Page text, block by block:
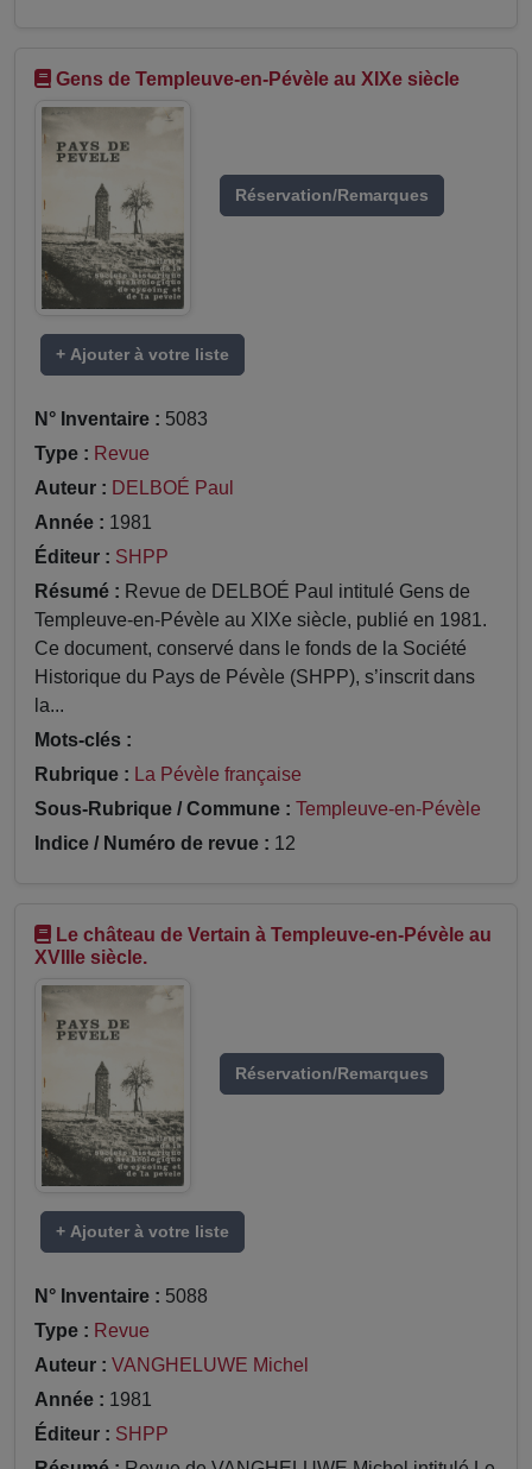
Gens de Templeuve-en-Pévèle au XIXe siècle
Réservation/Remarques
+ Ajouter à votre liste
N° Inventaire : 5083
Type : Revue
Auteur : DELBOÉ Paul
Année : 1981
Éditeur : SHPP
Résumé : Revue de DELBOÉ Paul intitulé Gens de
Templeuve-en-Pévèle au XIXe siècle, publié en 1981.
Ce document, conservé dans le fonds de la Société
Historique du Pays de Pévèle (SHPP), s’inscrit dans
la...
Mots-clés :
Rubrique : La Pévèle française
Sous-Rubrique / Commune : Templeuve-en-Pévèle
Indice / Numéro de revue : 12
Le château de Vertain à Templeuve-en-Pévèle au
XVIIIe siècle.
Réservation/Remarques
+ Ajouter à votre liste
N° Inventaire : 5088
Type : Revue
Auteur : VANGHELUWE Michel
Année : 1981
Éditeur : SHPP